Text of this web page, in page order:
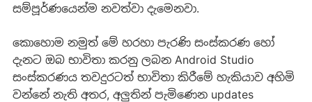
සම්පූර්ණයෙන්ම නවත්වා දැමෙනවා.
කොහොම නමුත්‍ මේ හරහා පැරණි සංස්කරණ හෝ
දැනට ඔබ භාවිතා කරනු ලබන Android Studio
සංස්කරණය තවදුරටත් භාවිතා කිරීමේ හැකියාව අහිමි
වන්නේ නැති අතර, අලුතින් පැමිණෙන updates